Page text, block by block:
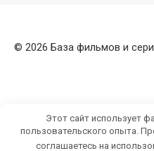
© 2026 База фильмов и
Этот сайт использует
пользовательского опыта.
соглашаетесь на